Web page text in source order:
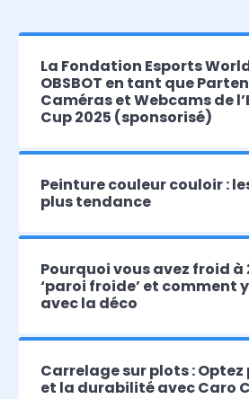
La Fondation Esports
OBSBOT en tant que
Caméras et Webcams de
Cup 2025 (sponsorisé)
Peinture couleur couloir :
plus tendance
Pourquoi vous avez froid à
‘paroi froide’ et comment
avec la déco
Carrelage sur plots :
et la durabilité avec Caro